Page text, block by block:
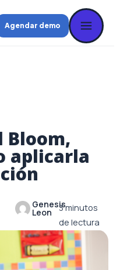
Agendar demo
Bloom,
aplicarla
Genesis
Leon 3minutos
de lectura